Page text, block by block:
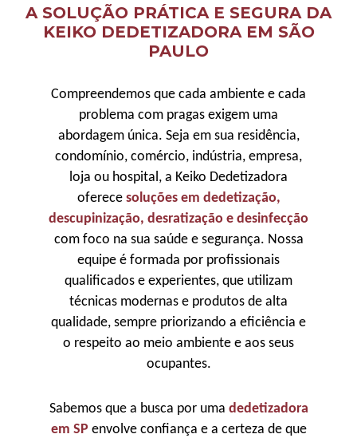
A SOLUÇÃO PRÁTICA E SEGURA DA
KEIKO DEDETIZADORA EM SÃO
PAULO
Compreendemos que cada ambiente e cada
problema com pragas exigem uma
abordagem única. Seja em sua residência,
condomínio, comércio, indústria, empresa,
loja ou hospital, a Keiko Dedetizadora
oferece soluções em dedetização,
descupinização, desratização e desinfecção
com foco na sua saúde e segurança. Nossa
equipe é formada por profissionais
qualificados e experientes, que utilizam
técnicas modernas e produtos de alta
qualidade, sempre priorizando a eficiência e
o respeito ao meio ambiente e aos seus
ocupantes.
Sabemos que a busca por uma dedetizadora
em SP envolve confiança e a certeza de que